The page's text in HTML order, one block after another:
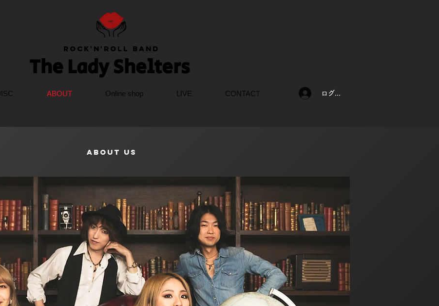
Rock'n'Roll Band
The Lady Shelters
ABOUT Online shop LIVE CONTACT ログイン
ABOUT US